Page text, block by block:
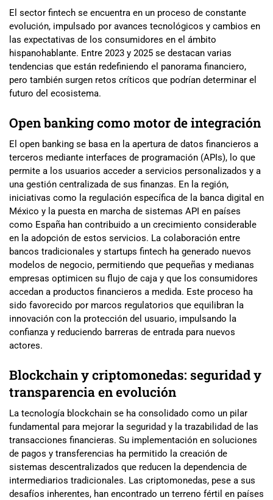
El sector fintech se encuentra en un proceso de constante
evolución, impulsado por avances tecnológicos y cambios en
las expectativas de los consumidores en el ámbito
hispanohablante. Entre 2023 y 2025 se destacan varias
tendencias que están redefiniendo el panorama financiero,
pero también surgen retos críticos que podrían determinar el
futuro del ecosistema.
Open banking como motor de integración
El open banking se basa en la apertura de datos financieros a
terceros mediante interfaces de programación (APIs), lo que
permite a los usuarios acceder a servicios personalizados y a
una gestión centralizada de sus finanzas. En la región,
iniciativas como la regulación específica de la banca digital en
México y la puesta en marcha de sistemas API en países
como España han contribuido a un crecimiento considerable
en la adopción de estos servicios. La colaboración entre
bancos tradicionales y startups fintech ha generado nuevos
modelos de negocio, permitiendo que pequeñas y medianas
empresas optimicen su flujo de caja y que los consumidores
accedan a productos financieros a medida. Este proceso ha
sido favorecido por marcos regulatorios que equilibran la
innovación con la protección del usuario, impulsando la
confianza y reduciendo barreras de entrada para nuevos
actores.
Blockchain y criptomonedas: seguridad y
transparencia en evolución
La tecnología blockchain se ha consolidado como un pilar
fundamental para mejorar la seguridad y la trazabilidad de las
transacciones financieras. Su implementación en soluciones
de pagos y transferencias ha permitido la creación de
sistemas descentralizados que reducen la dependencia de
intermediarios tradicionales. Las criptomonedas, pese a sus
desafíos inherentes, han encontrado un terreno fértil en países